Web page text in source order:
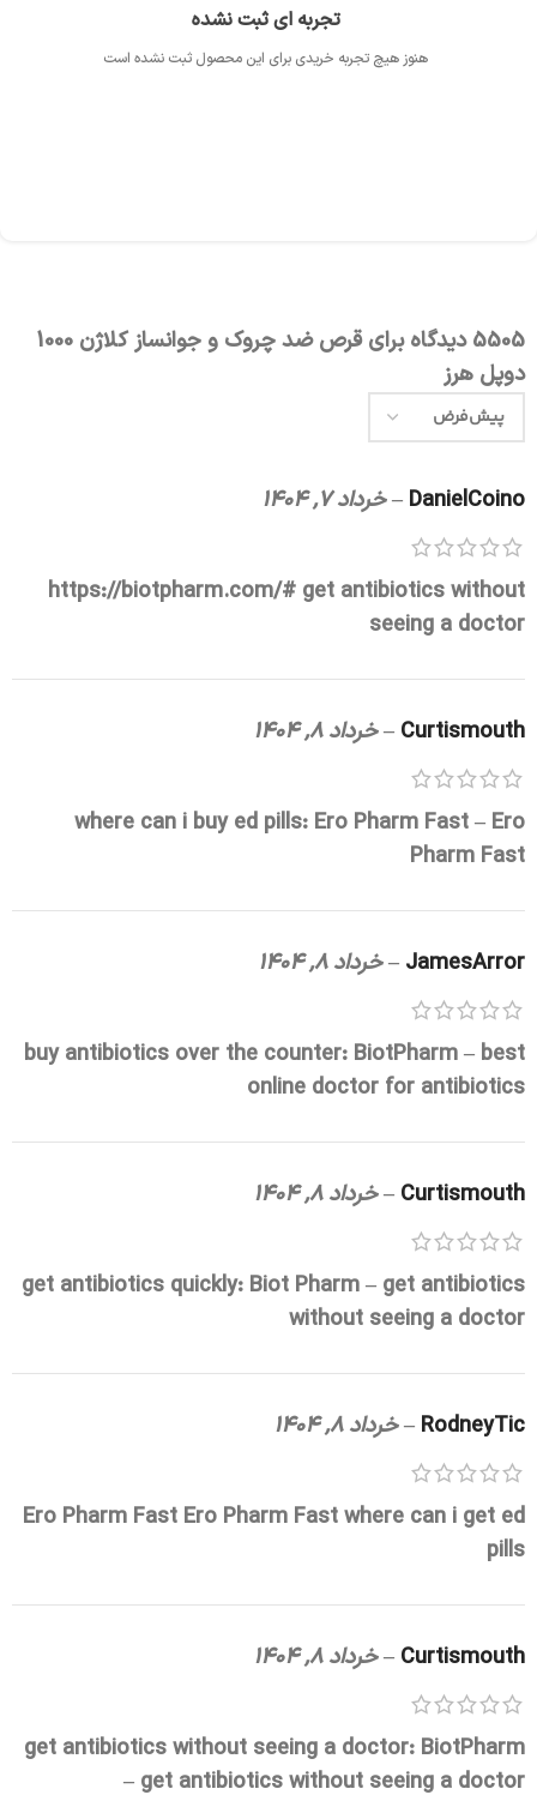
تجربه ای ثبت نشده
هنوز هیچ تجربه خریدی برای این محصول ثبت نشده است
5505 دیدگاه برای
قرص ضد چروک و جوانساز کلاژن 1000
دوپل هرز
DanielCoino
–خرداد 7, 1404
https://biotpharm.com/# get antibiotics without
seeing a doctor
Curtismouth
–خرداد 8, 1404
where can i buy ed pills: Ero Pharm Fast– Ero
Pharm Fast
JamesArror
–خرداد 8, 1404
buy antibiotics over the counter: BiotPharm– best
online doctor for antibiotics
Curtismouth
–خرداد 8, 1404
get antibiotics quickly: Biot Pharm– get antibiotics
without seeing a doctor
RodneyTic
–خرداد 8, 1404
Ero Pharm Fast Ero Pharm Fastwhere can i get ed
pills
Curtismouth
–خرداد 8, 1404
get antibiotics without seeing a doctor: BiotPharm
– get antibiotics without seeing a doctor